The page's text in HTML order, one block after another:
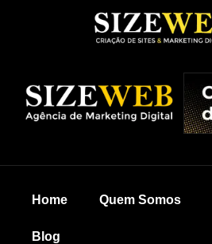
Home Quem Somos
Blog